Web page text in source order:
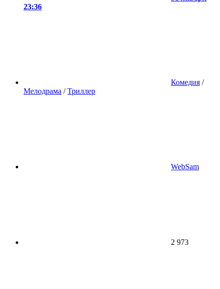
23:36
Комедия /
Мелодрама /Триллер
WebSam
2 973